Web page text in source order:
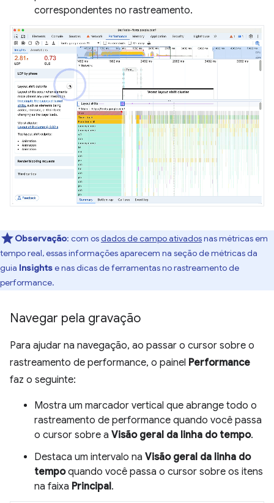
correspondentes no rastreamento.
Observação: com osdados de campo ativadosnas métricas em
tempo real, essas informações aparecem na seção de métricas da
guia Insightse nas dicas de ferramentas no rastreamento de
performance.
Navegar pela gravação
Para ajudar na navegação, ao passar o cursor sobre o
rastreamento de performance, o painel Performance
faz o seguinte:
Mostra um marcador vertical que abrange todo o
rastreamento de performance quando você passa
o cursor sobre a Visão geral da linha do tempo.
Destaca um intervalo na Visão geral da linha do
tempoquando você passa o cursor sobre os itens
na faixa Principal.